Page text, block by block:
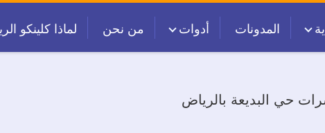
المدونات أدوات من نحن لماذا كلينكو
حي البديعة بالرياض